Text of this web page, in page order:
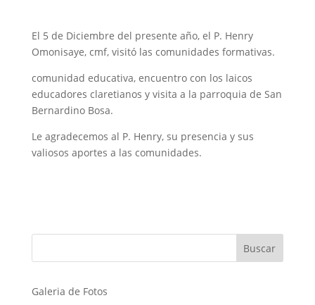
El 5 de Diciembre del presente año, el P. Henry
Omonisaye, cmf, visitó las comunidades formativas.
comunidad educativa, encuentro con los laicos
educadores claretianos y visita a la parroquia de San
Bernardino Bosa.
Le agradecemos al P. Henry, su presencia y sus
valiosos aportes a las comunidades.
Galeria de Fotos